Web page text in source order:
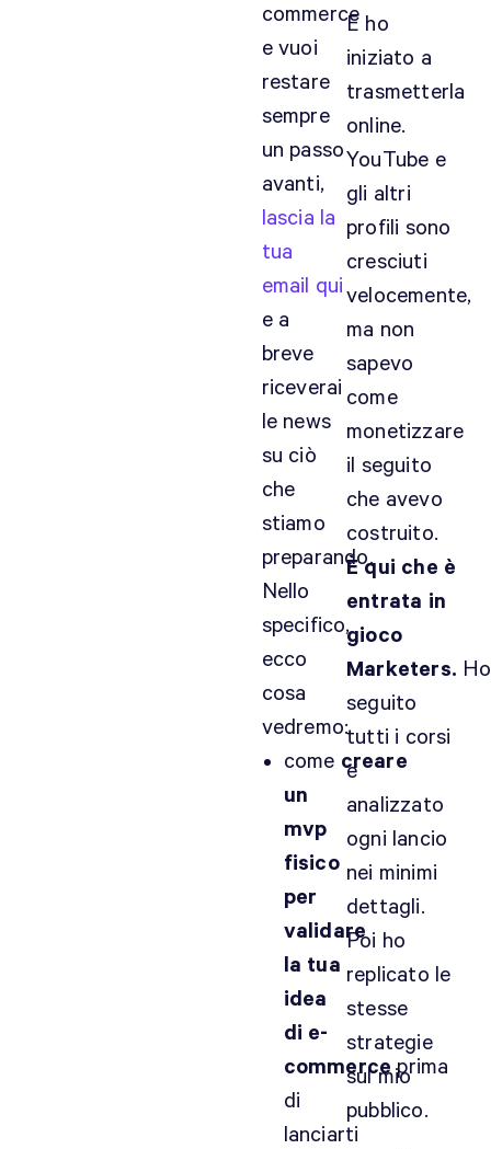
commerce
e vuoi
restare
sempre
un passo
avanti,
lascia la
tua
email qui
e a
breve
riceverai
le news
su ciò
che
stiamo
preparando.
Nello
specifico,
ecco
cosa
vedremo:
come creare
un
mvp
fisico
per
validare
la tua
idea
di e-
commerceprima
di
lanciarti
E ho
iniziato a
trasmetterla
online.
YouTube e
gli altri
profili sono
cresciuti
velocemente,
ma non
sapevo
come
monetizzare
il seguito
che avevo
costruito.
È qui che è
entrata in
gioco
Marketers. Ho
seguito
tutti i corsi
e
analizzato
ogni lancio
nei minimi
dettagli.
Poi ho
replicato le
stesse
strategie
sul mio
pubblico.